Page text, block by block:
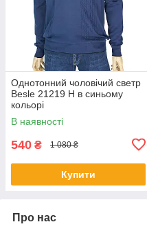
Однотонний чоловічий светр
Besle 21219 Н в синьому
кольорі
В наявності
540 ₴ 1 080 ₴
Купити
Про нас